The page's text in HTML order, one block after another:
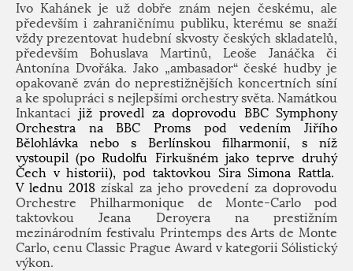
Ivo Kahánek je už dobře znám nejen českému, ale
především i zahraničnímu publiku, kterému se snaží
vždy prezentovat hudební skvosty českých skladatelů,
především Bohuslava Martinů, Leoše Janáčka či
Antonína Dvořáka. Jako „ambasador“ české hudby je
opakovaně zván do neprestižnějších koncertních síní
a ke spolupráci s nejlepšími orchestry světa. Namátkou
Inkantaci již provedl za doprovodu BBC Symphony
Orchestra na BBC Proms pod vedením Jiřího
Bělohlávka nebo s Berlínskou filharmonií, s níž
vystoupil (po Rudolfu Firkušném jako teprve druhý
Čech v historii), pod taktovkou Sira Simona Rattla.
V lednu 2018získal za jeho provedení za doprovodu
Orchestre Philharmonique de Monte-Carlo pod
taktovkou Jeana Deroyera na prestižním
mezinárodním festivalu Printemps des Arts de Monte
Carlo, cenu Classic Prague Award v kategorii Sólistický
výkon.